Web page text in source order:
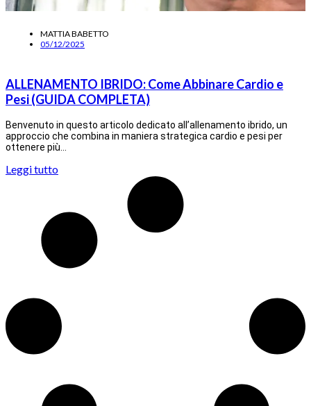
MATTIA BABETTO
05/12/2025
ALLENAMENTO IBRIDO: Come Abbinare Cardio e
Pesi (GUIDA COMPLETA)
Benvenuto in questo articolo dedicato all’allenamento ibrido, un
approccio che combina in maniera strategica cardio e pesi per
ottenere più…
Leggi tutto